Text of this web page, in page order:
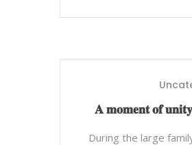
𝐀 𝐦𝐨𝐦𝐞𝐧𝐭 𝐨𝐟
During the large